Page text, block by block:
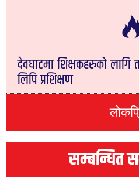
देवघाटमा शिक्षकहरुको
लिपि प्रशिक्षण
सम्बन्धित